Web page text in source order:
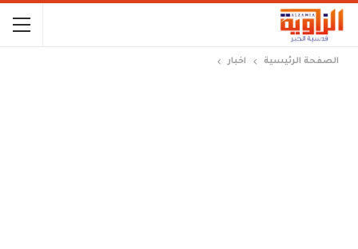
الصفحة الرئيسية اخبار